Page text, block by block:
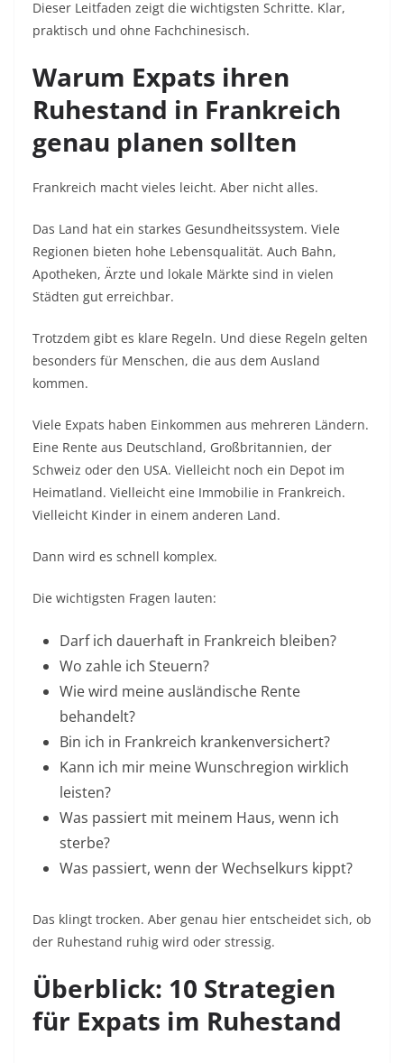
Dieser Leitfaden zeigt die wichtigsten Schritte. Klar,
praktisch und ohne Fachchinesisch.
Warum Expats ihren
Ruhestand in Frankreich
genau planen sollten
Frankreich macht vieles leicht. Aber nicht alles.
Das Land hat ein starkes Gesundheitssystem. Viele
Regionen bieten hohe Lebensqualität. Auch Bahn,
Apotheken, Ärzte und lokale Märkte sind in vielen
Städten gut erreichbar.
Trotzdem gibt es klare Regeln. Und diese Regeln gelten
besonders für Menschen, die aus dem Ausland
kommen.
Viele Expats haben Einkommen aus mehreren Ländern.
Eine Rente aus Deutschland, Großbritannien, der
Schweiz oder den USA. Vielleicht noch ein Depot im
Heimatland. Vielleicht eine Immobilie in Frankreich.
Vielleicht Kinder in einem anderen Land.
Dann wird es schnell komplex.
Die wichtigsten Fragen lauten:
Darf ich dauerhaft in Frankreich bleiben?
Wo zahle ich Steuern?
Wie wird meine ausländische Rente
behandelt?
Bin ich in Frankreich krankenversichert?
Kann ich mir meine Wunschregion wirklich
leisten?
Was passiert mit meinem Haus, wenn ich
sterbe?
Was passiert, wenn der Wechselkurs kippt?
Das klingt trocken. Aber genau hier entscheidet sich, ob
der Ruhestand ruhig wird oder stressig.
Überblick: 10 Strategien
für Expats im Ruhestand